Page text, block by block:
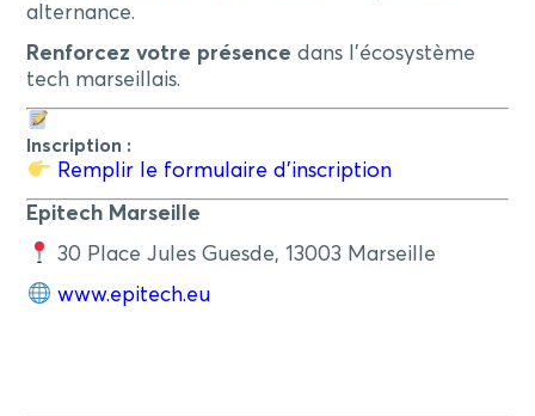
alternance.
Renforcez votre présence dans l’écosystème
tech marseillais.
Inscription :
Remplir le formulaire d’inscription
Epitech Marseille
30 Place Jules Guesde, 13003 Marseille
www.epitech.eu